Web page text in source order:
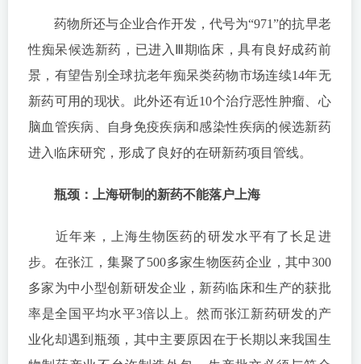
药物所还与企业合作开发，代号为“971”的抗早老
性痴呆候选新药，已进入Ⅲ期临床，具有良好成药前
景，有望告别全球抗老年痴呆类药物市场连续14年无
新药可用的现状。此外还有近10个治疗恶性肿瘤、心
脑血管疾病、自身免疫疾病和感染性疾病的候选新药
进入临床研究，形成了良好的在研新药项目管线。
瓶颈：上海研制的新药不能落户上海
近年来，上海生物医药的研发水平有了长足进
步。在张江，集聚了500多家生物医药企业，其中300
多家为中小型创新研发企业，新药临床和生产的获批
率是全国平均水平3倍以上。然而张江新药研发的产
业化却遇到瓶颈，其中主要原因在于长期以来我国生